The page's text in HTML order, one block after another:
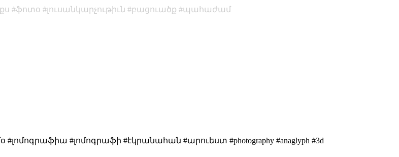
ֆոտօ լուսանկարչութիւն բացուածք
պահաժամ
#լոմոգրաֆի #էկրանահան #արուեստ #photography #anaglyph #3d